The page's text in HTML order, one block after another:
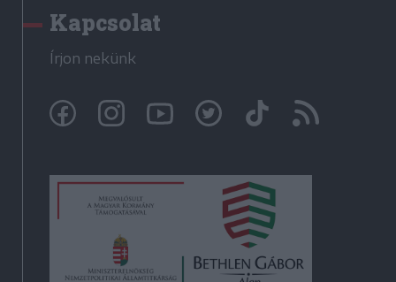
Kapcsolat
Írjon nekünk